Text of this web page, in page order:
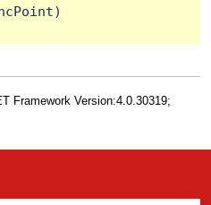
Framework Version:4.0.30319;